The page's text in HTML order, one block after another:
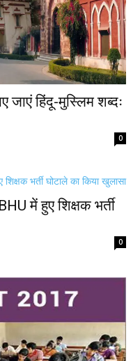
हिंदू-मुस्लिम शब्दः
0
में हुए शिक्षक भर्ती
0